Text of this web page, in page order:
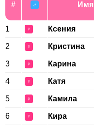
# ♂ Имя
1 ♀ Ксения
2 ♀ Кристина
3 ♀ Карина
4 ♀ Катя
5 ♀ Камила
6 ♀ Кира